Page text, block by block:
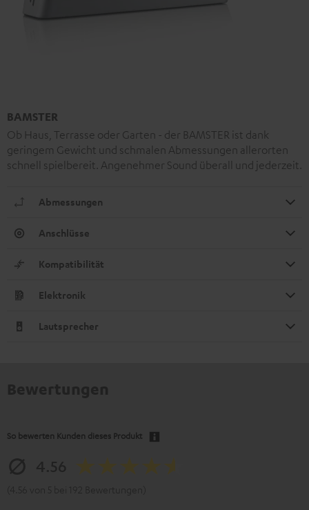
BAMSTER
Ob Haus, Terrasse oder Garten - der BAMSTER ist dank
geringem Gewicht und schmalen Abmessungen allerorten
schnell spielbereit. Angenehmer Sound überall und jederzeit.
Abmessungen
Anschlüsse
Kompatibilität
Elektronik
Lautsprecher
So bewerten Kunden dieses Produkt